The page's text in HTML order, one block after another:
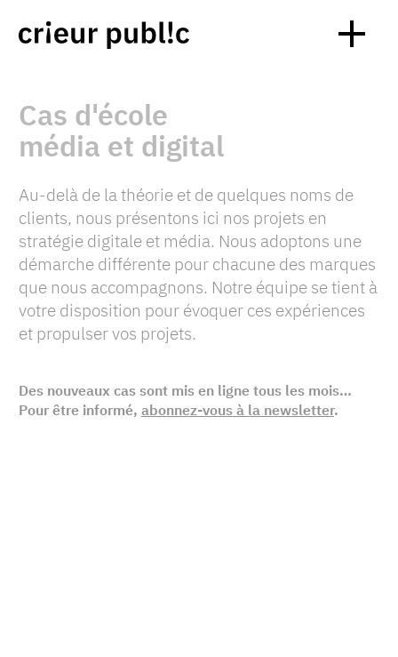
Cas d'école
média et digital
Au-delà de la théorie et de quelques noms de
clients, nous présentons ici nos projets en
stratégie digitale et média. Nous adoptons une
démarche différente pour chacune des marques
que nous accompagnons. Notre équipe se tient à
votre disposition pour évoquer ces expériences
et propulser vos projets.
Des nouveaux cas sont mis en ligne tous les mois…
Pour être informé, abonnez-vous à la newsletter.